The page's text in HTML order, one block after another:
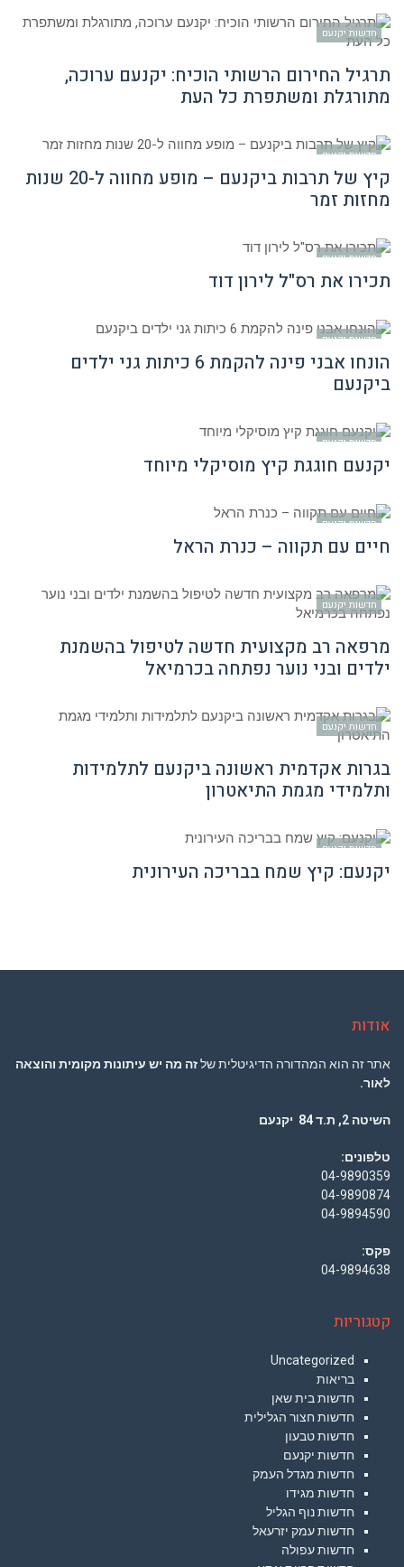
חדשות יקנעם
תרגיל החירום הרשותי הוכיח: יקנעם ערוכה,
מתורגלת ומשתפרת כל העת
חדשות יקנעם
קיץ של תרבות ביקנעם – מופע מחווה ל-20 שנות
מחזות זמר
חדשות יקנעם
תכירו את רס"ל לירון דוד
חדשות יקנעם
הונחו אבני פינה להקמת 6 כיתות גני ילדים
ביקנעם
חדשות יקנעם
יקנעם חוגגת קיץ מוסיקלי מיוחד
חדשות יקנעם
חיים עם תקווה – כנרת הראל
חדשות יקנעם
מרפאה רב מקצועית חדשה לטיפול בהשמנת
ילדים ובני נוער נפתחה בכרמיאל
חדשות יקנעם
בגרות אקדמית ראשונה ביקנעם לתלמידות
ותלמידי מגמת התיאטרון
חדשות יקנעם
יקנעם: קיץ שמח בבריכה העירונית
אודות
אתר זה הוא המהדורה הדיגיטלית שלזה מה יש עיתונות מקומית והוצאה
לאור.
השיטה 2, ת.ד 84 יקנעם
טלפונים:
04-9890359
04-9890874
04-9894590
פקס:
04-9894638
קטגוריות
Uncategorized
בריאות
חדשות בית שאן
חדשות חצור הגלילית
חדשות טבעון
חדשות יקנעם
חדשות מגדל העמק
חדשות מגידו
חדשות נוף הגליל
חדשות עמק יזרעאל
חדשות עפולה